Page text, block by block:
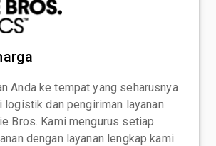
Anda ke tempat yang seharusnya
logistik dan pengiriman layanan
Bros. Kami mengurus setiap
dengan layanan lengkap kami